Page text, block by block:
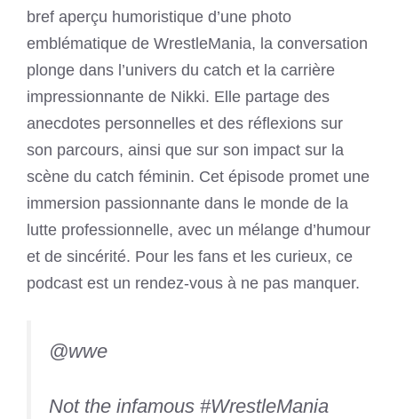
bref aperçu humoristique d’une photo
emblématique de WrestleMania, la conversation
plonge dans l’univers du catch et la carrière
impressionnante de Nikki. Elle partage des
anecdotes personnelles et des réflexions sur
son parcours, ainsi que sur son impact sur la
scène du catch féminin. Cet épisode promet une
immersion passionnante dans le monde de la
lutte professionnelle, avec un mélange d’humour
et de sincérité. Pour les fans et les curieux, ce
podcast est un rendez-vous à ne pas manquer.
@wwe
Not the infamous #WrestleMania